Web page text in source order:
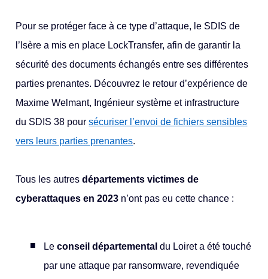
Pour se protéger face à ce type d’attaque, le SDIS de
l’Isère a mis en place LockTransfer, afin de garantir la
sécurité des documents échangés entre ses différentes
parties prenantes. Découvrez le retour d’expérience de
Maxime Welmant, Ingénieur système et infrastructure
du SDIS 38 poursécuriser l’envoi de fichiers sensibles
vers leurs parties prenantes.
Tous les autresdépartements victimes de
cyberattaques en 2023 n’ont pas eu cette chance :
Leconseil départemental du Loiret a été touché
par une attaque par ransomware, revendiquée